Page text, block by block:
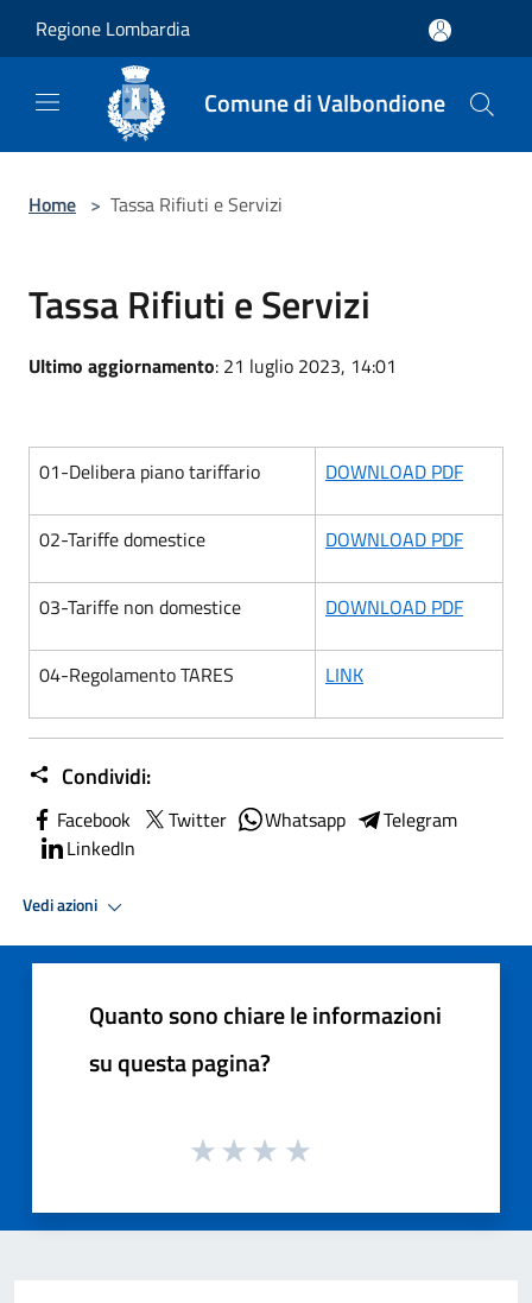
Regione Lombardia
Comune di Valbondione
Home > Tassa Rifiuti e Servizi
Tassa Rifiuti e Servizi
Ultimo aggiornamento: 21 luglio 2023, 14:01
01-Delibera piano tariffario DOWNLOAD PDF
02-Tariffe domestice DOWNLOAD PDF
03-Tariffe non domestice DOWNLOAD PDF
04-Regolamento TARES LINK
Condividi:
Facebook Twitter Whatsapp
Telegram
LinkedIn
Vedi azioni
Quanto sono chiare le informazioni
su questa pagina?